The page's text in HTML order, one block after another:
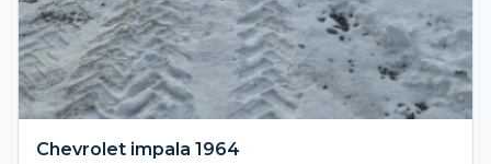
Chevrolet impala 1964